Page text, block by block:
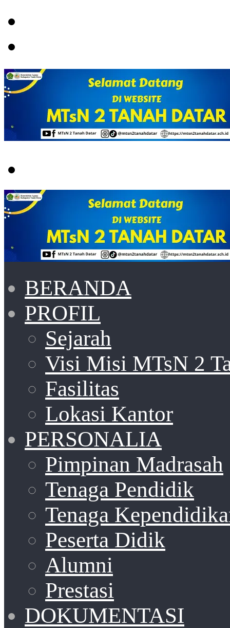
BERANDA
PROFIL
Sejarah
Visi Misi MTsN 2
Fasilitas
Lokasi Kantor
PERSONALIA
Pimpinan Madrasah
Tenaga Pendidik
Tenaga
Peserta Didik
Alumni
Prestasi
DOKUMENTASI